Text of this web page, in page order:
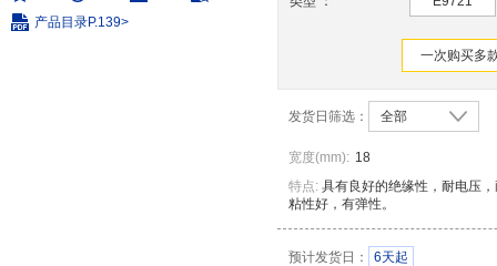
产品目录P.139>
一次购买多
发货日筛选： 全部
宽度(mm): 18
特点: 具有良好的绝缘性，耐电压
粘性好，有弹性。
预计发货日： 6天起